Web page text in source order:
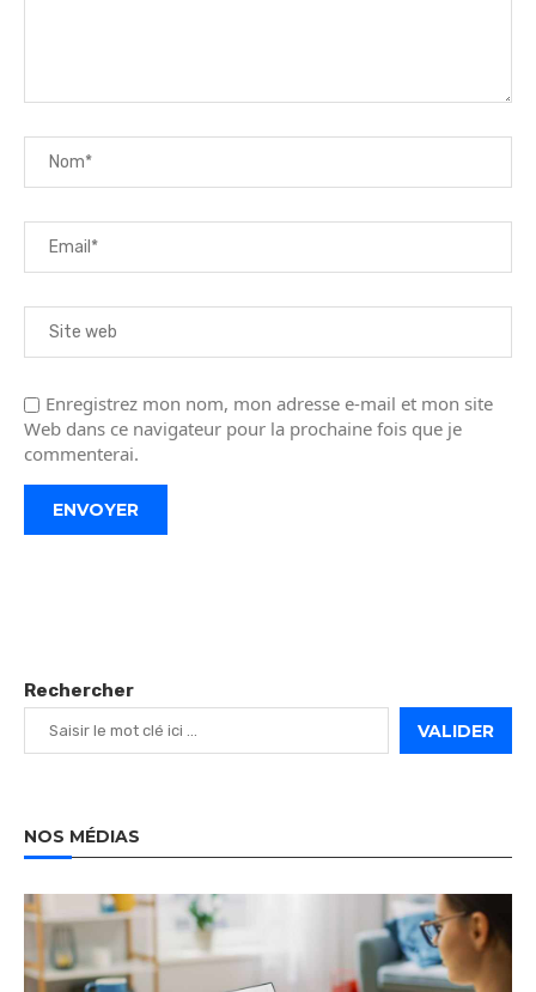
Enregistrez mon nom, mon adresse e-mail et mon site
Web dans ce navigateur pour la prochaine fois que je
commenterai.
Rechercher
VALIDER
NOS MÉDIAS